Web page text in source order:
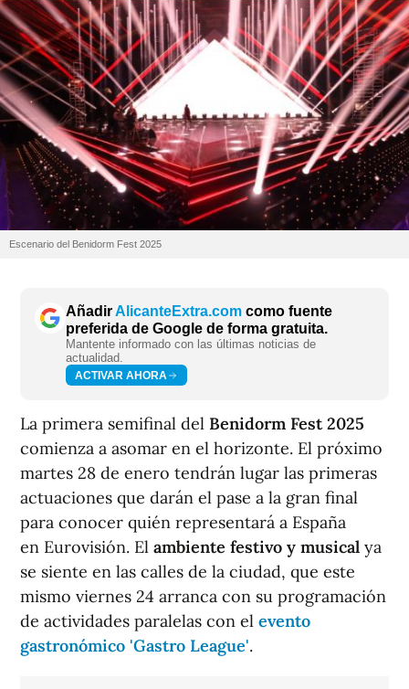
Escenario del Benidorm Fest 2025
AñadirAlicanteExtra.com como fuente
preferida de Google de forma gratuita.
Mantente informado con las últimas noticias de
actualidad.
ACTIVAR AHORA
La primera semifinal del Benidorm Fest 2025
comienza a asomar en el horizonte. El próximo
martes 28 de enero tendrán lugar las primeras
actuaciones que darán el pase a la gran final
para conocer quién representará a España
en Eurovisión. El ambiente festivo y musical ya
se siente en las calles de la ciudad, que este
mismo viernes 24 arranca con su programación
de actividades paralelas con el evento
gastronómico 'Gastro League'.